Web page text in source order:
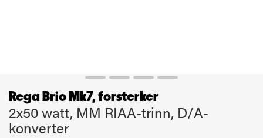
Rega Brio Mk7, forsterker
2x50 watt, MM RIAA-trinn, D/A-
konverter